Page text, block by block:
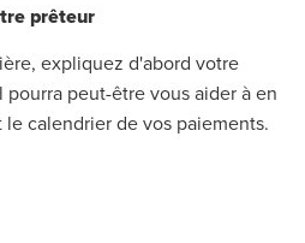
prêteur
expliquez d'abord votre
peut-être vous aider à en
calendrier de vos paiements.